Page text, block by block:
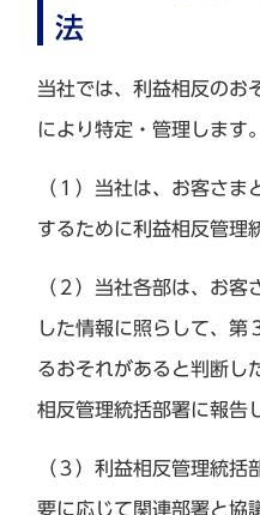
法
当社では、利益相反のお
により特定・管理します。
（１）当社は、お客さ
するために利益相反管理
（２）当社各部は、お
した情報に照らして、第
るおそれがあると判断し
相反管理統括部署に報告
（３）利益相反管理統
要に応じて関連部署と協